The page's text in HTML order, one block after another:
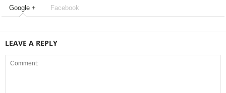
Google + Facebook
LEAVE A REPLY